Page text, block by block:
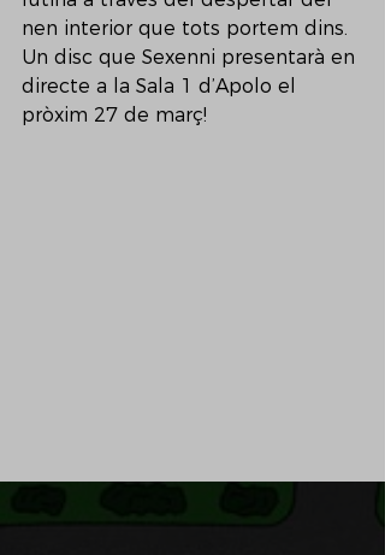
nen interior que tots portem dins.
Un disc que Sexenni presentarà en
directe a la Sala 1 d’Apolo el
pròxim 27 de març!